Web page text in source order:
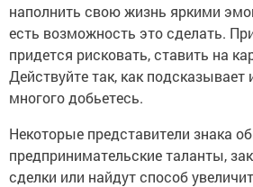
наполнить свою жизнь яркими
есть возможность это сделать.
придется рисковать, ставить на
Действуйте так, как подсказывает
многого добьетесь.
Некоторые представители знака
предпринимательские таланты,
сделки или найдут способ